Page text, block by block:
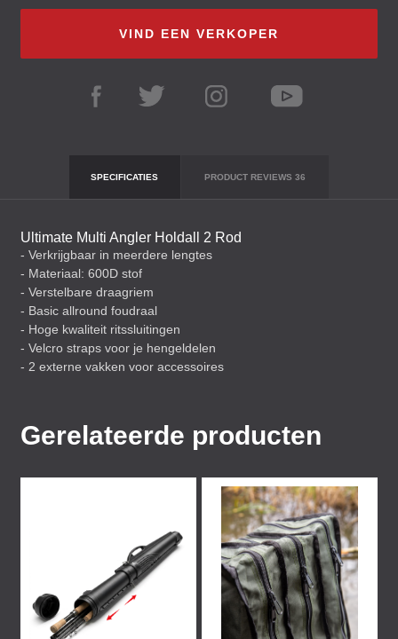
VIND EEN VERKOPER
SPECIFICATIES PRODUCT REVIEWS 36
Ultimate Multi Angler Holdall 2 Rod
- Verkrijgbaar in meerdere lengtes
- Materiaal: 600D stof
- Verstelbare draagriem
- Basic allround foudraal
- Hoge kwaliteit ritssluitingen
- Velcro straps voor je hengeldelen
- 2 externe vakken voor accessoires
Gerelateerde producten